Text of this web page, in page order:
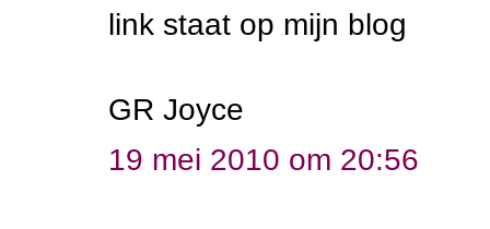
link staat op mijn blog
GR Joyce
19 mei 2010 om 20:56